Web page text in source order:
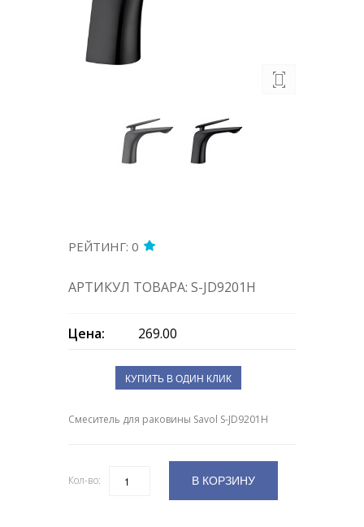
РЕЙТИНГ: 0
АРТИКУЛ ТОВАРА: S-JD9201H
Цена: 269.00
КУПИТЬ В ОДИН КЛИК
Смеситель для раковины Savol S-JD9201H
Кол-во: Количество В КОРЗИНУ